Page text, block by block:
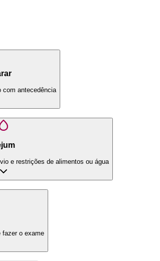
com antecedência
e restrições de alimentos ou água
fazer o exame